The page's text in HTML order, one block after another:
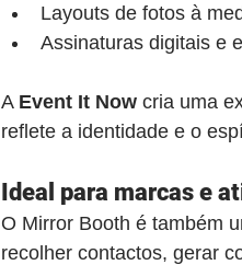
Layouts de fotos à
Assinaturas digitais e
A Event It Now cria uma
reflete a identidade e o
Ideal para marcas e
O Mirror Booth é também
recolher contactos, gerar